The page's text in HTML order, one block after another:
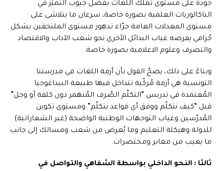
جودة على مستوى تملّك اللغات بفضل جيوب التميّز في
الباكالوريات العلمية بصورة خاصة، سرعان ما يتلاشى على
مستوى المعدلات العامة جرّاء تدهور مستوى الملتحقين بشكل
جُزافي يفرضه غياب البدائل الأخرى نحو شعب الآداب والاقتصاد
والتصرف وعلوم الاعلامية بصورة خاصة.
وبناءً على ذلك، يصحّ القول بأن أزمة اللغات في مدرستنا
التونسية هي أزمة مُركّبة تتداخل فيها طبيعة البيداغوجيا
المُعتمدة في تدريس “التكلّم الصّرف المُنهمر دون كلفة أو وجل”
قبل “كيف نتكلّم ووفق أي قواعد نتكلّم” ومستوى تكوين
المُدرّسين وغياب التوجهات الوطنية الواضحة (غير الشعاراتية)
للدولة وهيكلة التعليم وما يُعرض من شعب ومسالك إلى جانب
ما يغيب من معابر ومختصرات.
ثالثا : النحو الداخلي بواسطة الشفاهي والتواصل في